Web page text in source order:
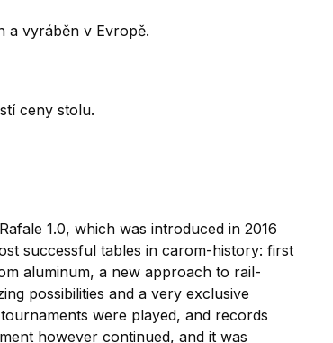
a vyráběn v Evropě.
ceny stolu.
1.0, which was introduced in 2016
successful tables in carom-history: first
aluminum, a new approach to rail-
possibilities and a very exclusive
were played, and records
however continued, and it was